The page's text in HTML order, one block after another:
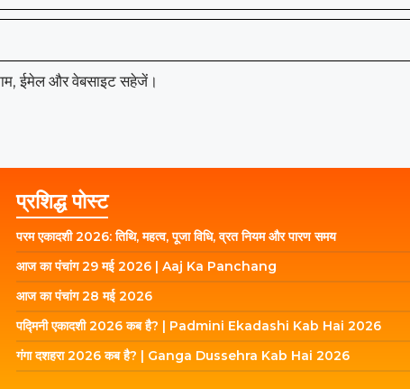
ईमेल और वेबसाइट सहेजें।
प्रशिद्ध पोस्ट
परम एकादशी 2026: तिथि, महत्व, पूजा विधि, व्रत नियम और पारण समय
आज का पंचांग 29 मई 2026 | Aaj Ka Panchang
आज का पंचांग 28 मई 2026
पद्मिनी एकादशी 2026 कब है? | Padmini Ekadashi Kab Hai 2026
गंगा दशहरा 2026 कब है? | Ganga Dussehra Kab Hai 2026